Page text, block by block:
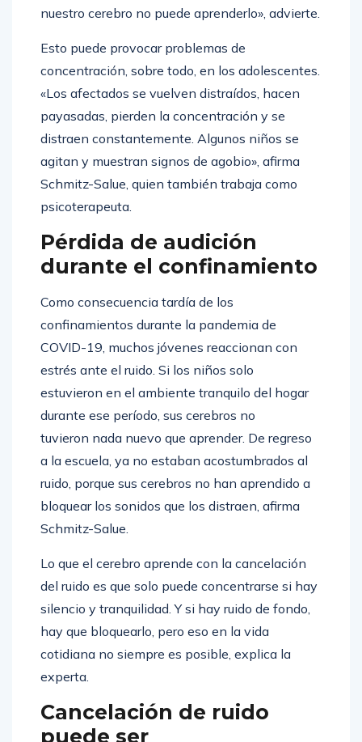
nuestro cerebro no puede aprenderlo», advierte.
Esto puede provocar problemas de
concentración, sobre todo, en los adolescentes.
«Los afectados se vuelven distraídos, hacen
payasadas, pierden la concentración y se
distraen constantemente. Algunos niños se
agitan y muestran signos de agobio», afirma
Schmitz-Salue, quien también trabaja como
psicoterapeuta.
Pérdida de audición
durante el confinamiento
Como consecuencia tardía de los
confinamientos durante la pandemia de
COVID-19, muchos jóvenes reaccionan con
estrés ante el ruido. Si los niños solo
estuvieron en el ambiente tranquilo del hogar
durante ese período, sus cerebros no
tuvieron nada nuevo que aprender. De regreso
a la escuela, ya no estaban acostumbrados al
ruido, porque sus cerebros no han aprendido a
bloquear los sonidos que los distraen, afirma
Schmitz-Salue.
Lo que el cerebro aprende con la cancelación
del ruido es que solo puede concentrarse si hay
silencio y tranquilidad. Y si hay ruido de fondo,
hay que bloquearlo, pero eso en la vida
cotidiana no siempre es posible, explica la
experta.
Cancelación de ruido
puede ser